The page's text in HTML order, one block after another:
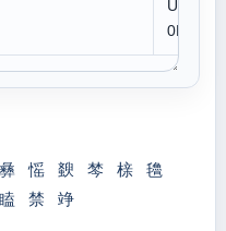
U 7
0B8
彝 愮 斔 棽 榇
氌
瞌 禁 竫